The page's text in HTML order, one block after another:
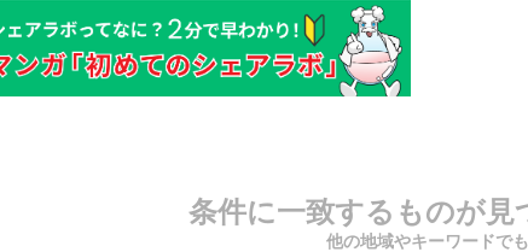
条件に一致するものが見
他の地域やキーワードで